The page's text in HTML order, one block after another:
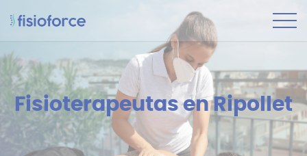
Fisioterapeutas en Ripollet